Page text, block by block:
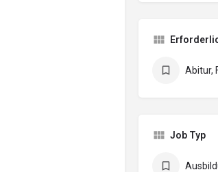
Abitur,
Job Typ